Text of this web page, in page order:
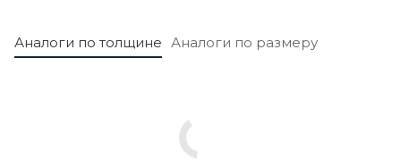
Аналоги по толщине Аналоги по размеру